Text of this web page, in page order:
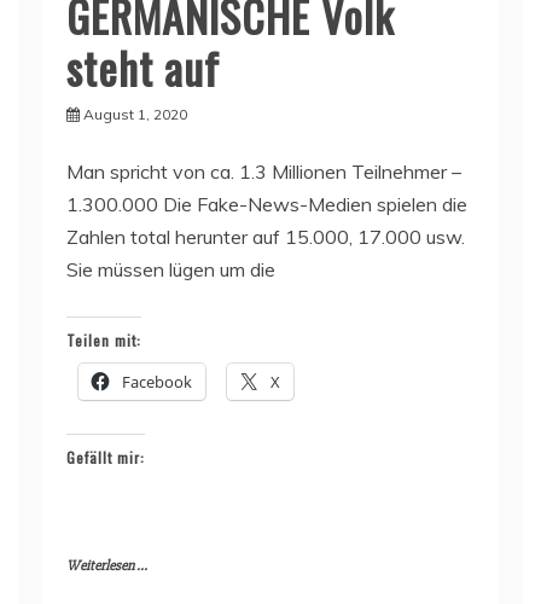
GERMANISCHE Volk
steht auf
August 1, 2020
Man spricht von ca. 1.3 Millionen Teilnehmer –
1.300.000 Die Fake-News-Medien spielen die
Zahlen total herunter auf 15.000, 17.000 usw.
Sie müssen lügen um die
Teilen mit:
Facebook X
Gefällt mir:
Weiterlesen ...